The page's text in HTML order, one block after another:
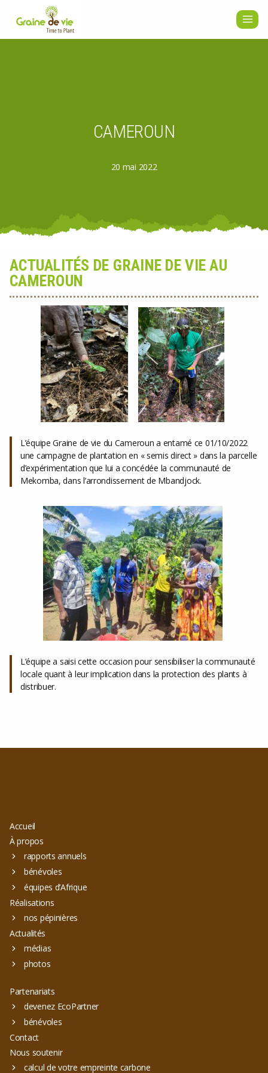
CAMEROUN
20 mai 2022
ACTUALITÉS DE GRAINE DE VIE AU
CAMEROUN
L’équipe Graine de vie du Cameroun a entamé ce 01/10/2022
une campagne de plantation en « semis direct » dans la parcelle
d’expérimentation que lui a concédée la communauté de
Mekomba, dans l’arrondissement de Mbandjock.
L’équipe a saisi cette occasion pour sensibiliser la communauté
locale quant à leur implication dans la protection des plants à
distribuer.
Accueil
À propos
rapports annuels
bénévoles
équipes d’Afrique
Réalisations
nos pépinières
Actualités
médias
photos
Partenariats
devenez EcoPartner
bénévoles
Contact
Nous soutenir
calcul de votre empreinte carbone